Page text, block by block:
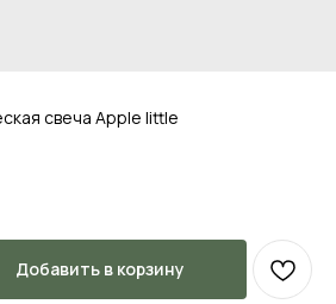
свеча Apple little
Добавить в корзину